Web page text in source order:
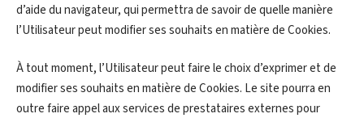
d’aide du navigateur, qui permettra de savoir de quelle manière
l’Utilisateur peut modifier ses souhaits en matière de Cookies.
À tout moment, l’Utilisateur peut faire le choix d’exprimer et de
modifier ses souhaits en matière de Cookies. Le site pourra en
outre faire appel aux services de prestataires externes pour